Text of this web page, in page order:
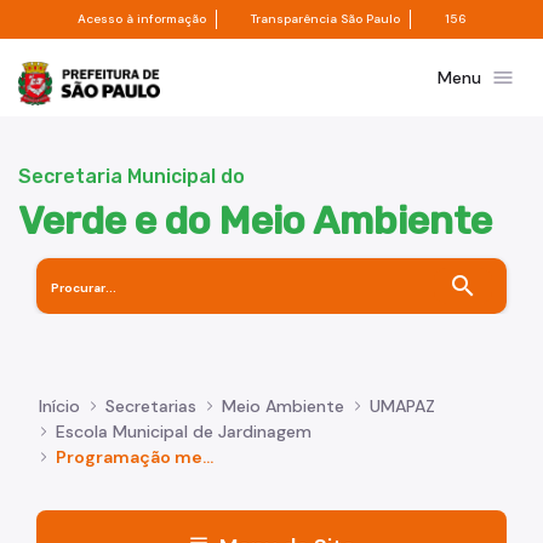
Pular para o Conteúdo principal
Acesso à informação Divisor de acesso à informação
Transparência São Paulo Divisor de
156
Prefeitura de São Paulo Menu menu
Secretaria Municipal do
Verde e do Meio Ambiente
search
Início Secretarias Meio Ambiente
UMAPAZ
Escola Municipal de Jardinagem
Programação mensal